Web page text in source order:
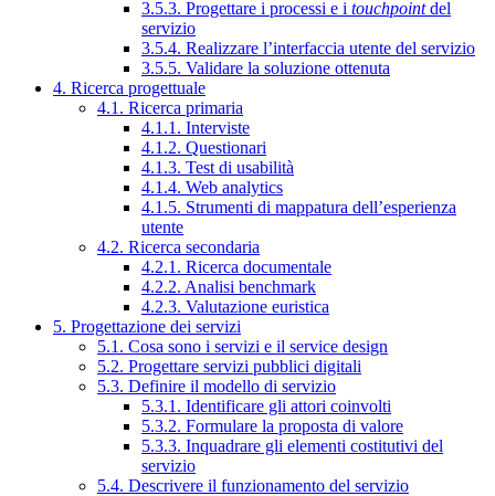
3.5.3. Progettare i processi e i touchpointdel
servizio
3.5.4. Realizzare l’interfaccia utente del servizio
3.5.5. Validare la soluzione ottenuta
4. Ricerca progettuale
4.1. Ricerca primaria
4.1.1. Interviste
4.1.2. Questionari
4.1.3. Test di usabilità
4.1.4. Web analytics
4.1.5. Strumenti di mappatura dell’esperienza
utente
4.2. Ricerca secondaria
4.2.1. Ricerca documentale
4.2.2. Analisi benchmark
4.2.3. Valutazione euristica
5. Progettazione dei servizi
5.1. Cosa sono i servizi e il service design
5.2. Progettare servizi pubblici digitali
5.3. Definire il modello di servizio
5.3.1. Identificare gli attori coinvolti
5.3.2. Formulare la proposta di valore
5.3.3. Inquadrare gli elementi costitutivi del
servizio
5.4. Descrivere il funzionamento del servizio